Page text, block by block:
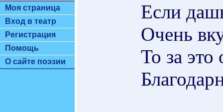
Моя страница
Вход в театр
Регистрация
Помощь
О сайте поэзии
Если
Очень
То за это